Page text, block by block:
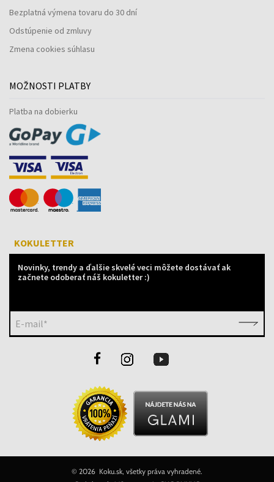
Bezplatná výmena tovaru do 30 dní
Odstúpenie od zmluvy
Zmena cookies súhlasu
MOŽNOSTI PLATBY
Platba na dobierku
KOKULETTER
Novinky, trendy a ďalšie skvelé veci môžete dostávať ak
začnete odoberať náš kokuletter :)
E-mail*
© 2026 Koku.sk, všetky práva vyhradené.